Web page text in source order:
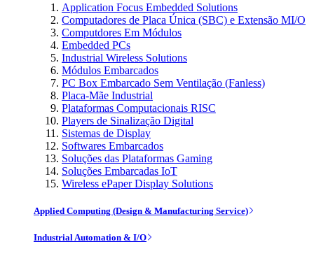
Application Focus Embedded Solutions
Computadores de Placa Única (SBC) e Extensão MI/O
Computdores Em Módulos
Embedded PCs
Industrial Wireless Solutions
Módulos Embarcados
PC Box Embarcado Sem Ventilação (Fanless)
Placa-Mãe Industrial
Plataformas Computacionais RISC
Players de Sinalização Digital
Sistemas de Display
Softwares Embarcados
Soluções das Plataformas Gaming
Soluções Embarcadas IoT
Wireless ePaper Display Solutions
Applied Computing (Design & Manufacturing Service)
Industrial Automation & I/O